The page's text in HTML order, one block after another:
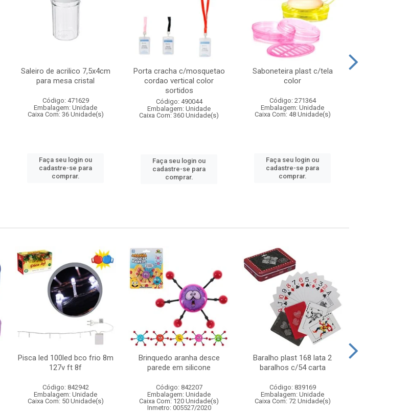
Saleiro de acrilico 7,5x4cm
para mesa cristal
Código: 471629
Embalagem: Unidade
Caixa Com: 36 Unidade(s)
Faça seu login ou
cadastre-se para
comprar.
Porta cracha c/mosquetao
cordao vertical color
sortidos
Código: 490044
Embalagem: Unidade
Caixa Com: 360 Unidade(s)
Faça seu login ou
cadastre-se para
comprar.
Saboneteira plast c/tela
color
Código: 271364
Embalagem: Unidade
Caixa Com: 48 Unidade(s)
Faça seu login ou
cadastre-se para
comprar.
Pisca led 100led bco frio 8m
127v ft 8f
Código: 842942
Embalagem: Unidade
Caixa Com: 50 Unidade(s)
Brinquedo aranha desce
parede em silicone
Código: 842207
Embalagem: Unidade
Caixa Com: 120 Unidade(s)
Inmetro: 005527/2020
Baralho plast 168 lata 2
baralhos c/54 carta
Código: 839169
Embalagem: Unidade
Caixa Com: 72 Unidade(s)